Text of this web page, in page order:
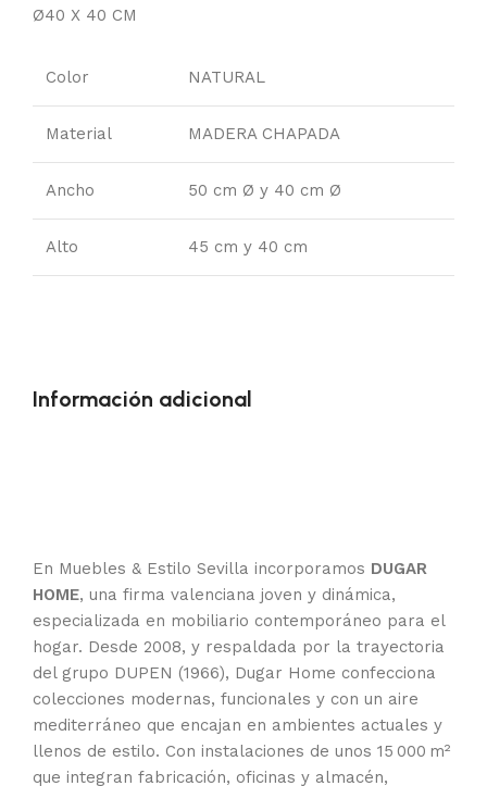
Ø40 X 40 CM
Color NATURAL
Material MADERA CHAPADA
Ancho 50 cm Ø y 40 cm Ø
Alto 45 cm y 40 cm
Información adicional
En Muebles & Estilo Sevilla incorporamos DUGAR
HOME, una firma valenciana joven y dinámica,
especializada en mobiliario contemporáneo para el
hogar. Desde 2008, y respaldada por la trayectoria
del grupo DUPEN (1966), Dugar Home confecciona
colecciones modernas, funcionales y con un aire
mediterráneo que encajan en ambientes actuales y
llenos de estilo. Con instalaciones de unos 15 000 m²
que integran fabricación, oficinas y almacén,